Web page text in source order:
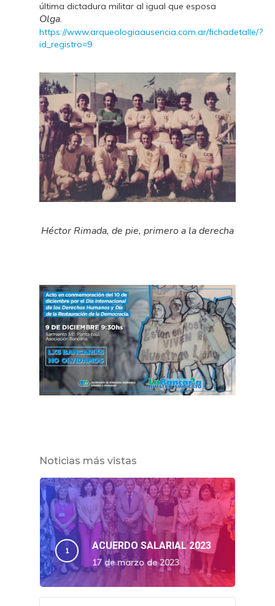
última dictadura militar al igual que esposa
Olga.
https://www.arqueologiaausencia.com.ar/fichadetalle/?
id_registro=9
Héctor Rimada, de pie, primero a la derecha
Noticias más vistas
ACUERDO SALARIAL 2023
17 de marzo de 2023